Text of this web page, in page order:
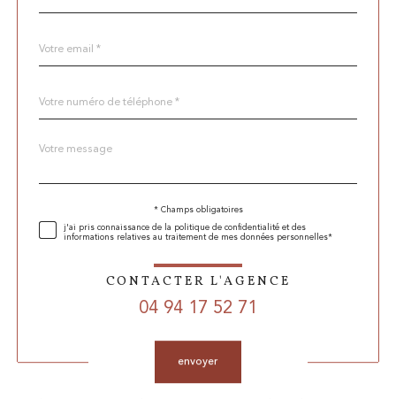
*
*
Fieldset
Message
* Champs obligatoires
j'ai pris connaissance de la politique de confidentialité et des
informations relatives au traitement de mes données personnelles*
CONTACTER L'AGENCE
04 94 17 52 71
envoyer